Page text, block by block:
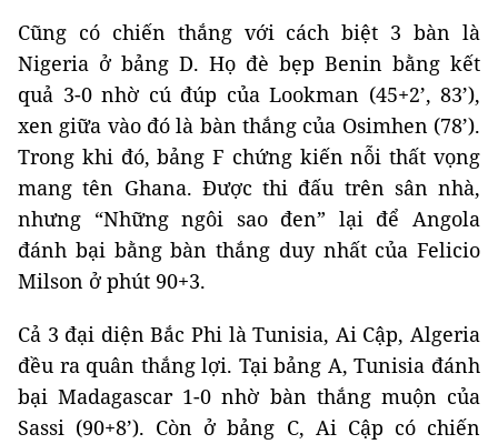
Cũng có chiến thắng với cách biệt 3 bàn là
Nigeria ở bảng D. Họ đè bẹp Benin bằng kết
quả 3-0 nhờ cú đúp của Lookman (45+2’, 83’),
xen giữa vào đó là bàn thắng của Osimhen (78’).
Trong khi đó, bảng F chứng kiến nỗi thất vọng
mang tên Ghana. Được thi đấu trên sân nhà,
nhưng “Những ngôi sao đen” lại để Angola
đánh bại bằng bàn thắng duy nhất của Felicio
Milson ở phút 90+3.
Cả 3 đại diện Bắc Phi là Tunisia, Ai Cập, Algeria
đều ra quân thắng lợi. Tại bảng A, Tunisia đánh
bại Madagascar 1-0 nhờ bàn thắng muộn của
Sassi (90+8’). Còn ở bảng C, Ai Cập có chiến